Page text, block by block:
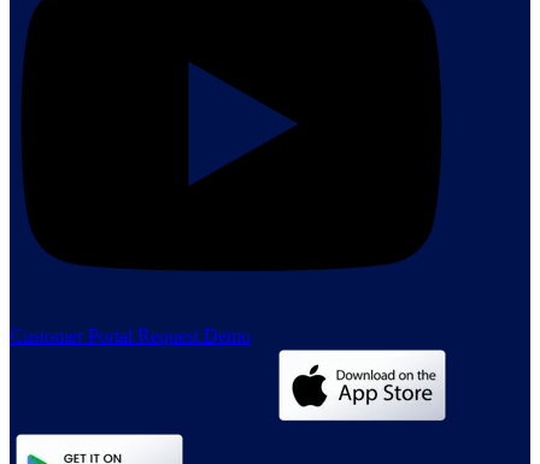
Customer Portal Request Demo